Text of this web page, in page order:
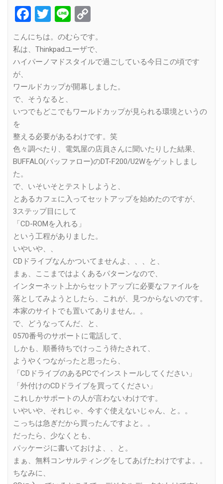
Facebook
Twitter
Line
Link
こんにちは。のむらです。
私は、Thinkpadユーザで、
ハイパーノマドスタイルで過ごしている今日この頃です
が、
ワールドカップが開幕しました。
で、そうなると、
いつでもどこでもワールドカップが見られる環境というの
を
整える必要があるわけです。笑
色々調べたり、電気屋の店員さんに聞いたりした結果、
BUFFALO(バッファロー)のDT-F200/U2Wをゲットしまし
た。
で、いそいそとテストしようと、
とあるカフェに入ってセットアップを始めたのですが、
3ステップ目にして
「CD-ROMを入れる」
という工程がありました。
いやいや、、
CDドライブなんかついてませんよ、、、と、
まぁ、ここまではよくあるパターンなので、
インターネット上からセットアップに必要なファイルを
落としてみようとしたら、これが、見つからないのです。
本家のサイトでも置いてありません。。
で、どうなってんだ、と、
0570番号のサポートに電話して、
しかも、順番待ちでけっこう待たされて、
ようやくつながったと思ったら、
「CDドライブのあるPCでインストールしてください」
「外付けのCDドライブを買ってください」
これしかサポートの人が言わないわけです。
いやいや、それじゃ、今すぐ使えないじゃん、と。。
こっちは急ぎだから買ったんですよと。。
だったら、少なくとも、
パッケージに書いておけよ、、と。
まぁ、無料コンサルティングをしてあげたわけですよ。。
ちなみに、